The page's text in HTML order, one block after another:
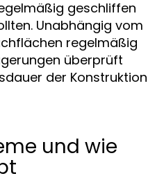
geschliffen
Unabhängig vom
regelmäßig
überprüft
der Konstruktion
und wie